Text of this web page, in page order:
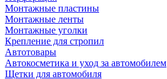
Монтажные пластины
Монтажные ленты
Монтажные уголки
Крепление для стропил
Автотовары
Автокосметика и уход за автомобилем
Щетки для автомобиля